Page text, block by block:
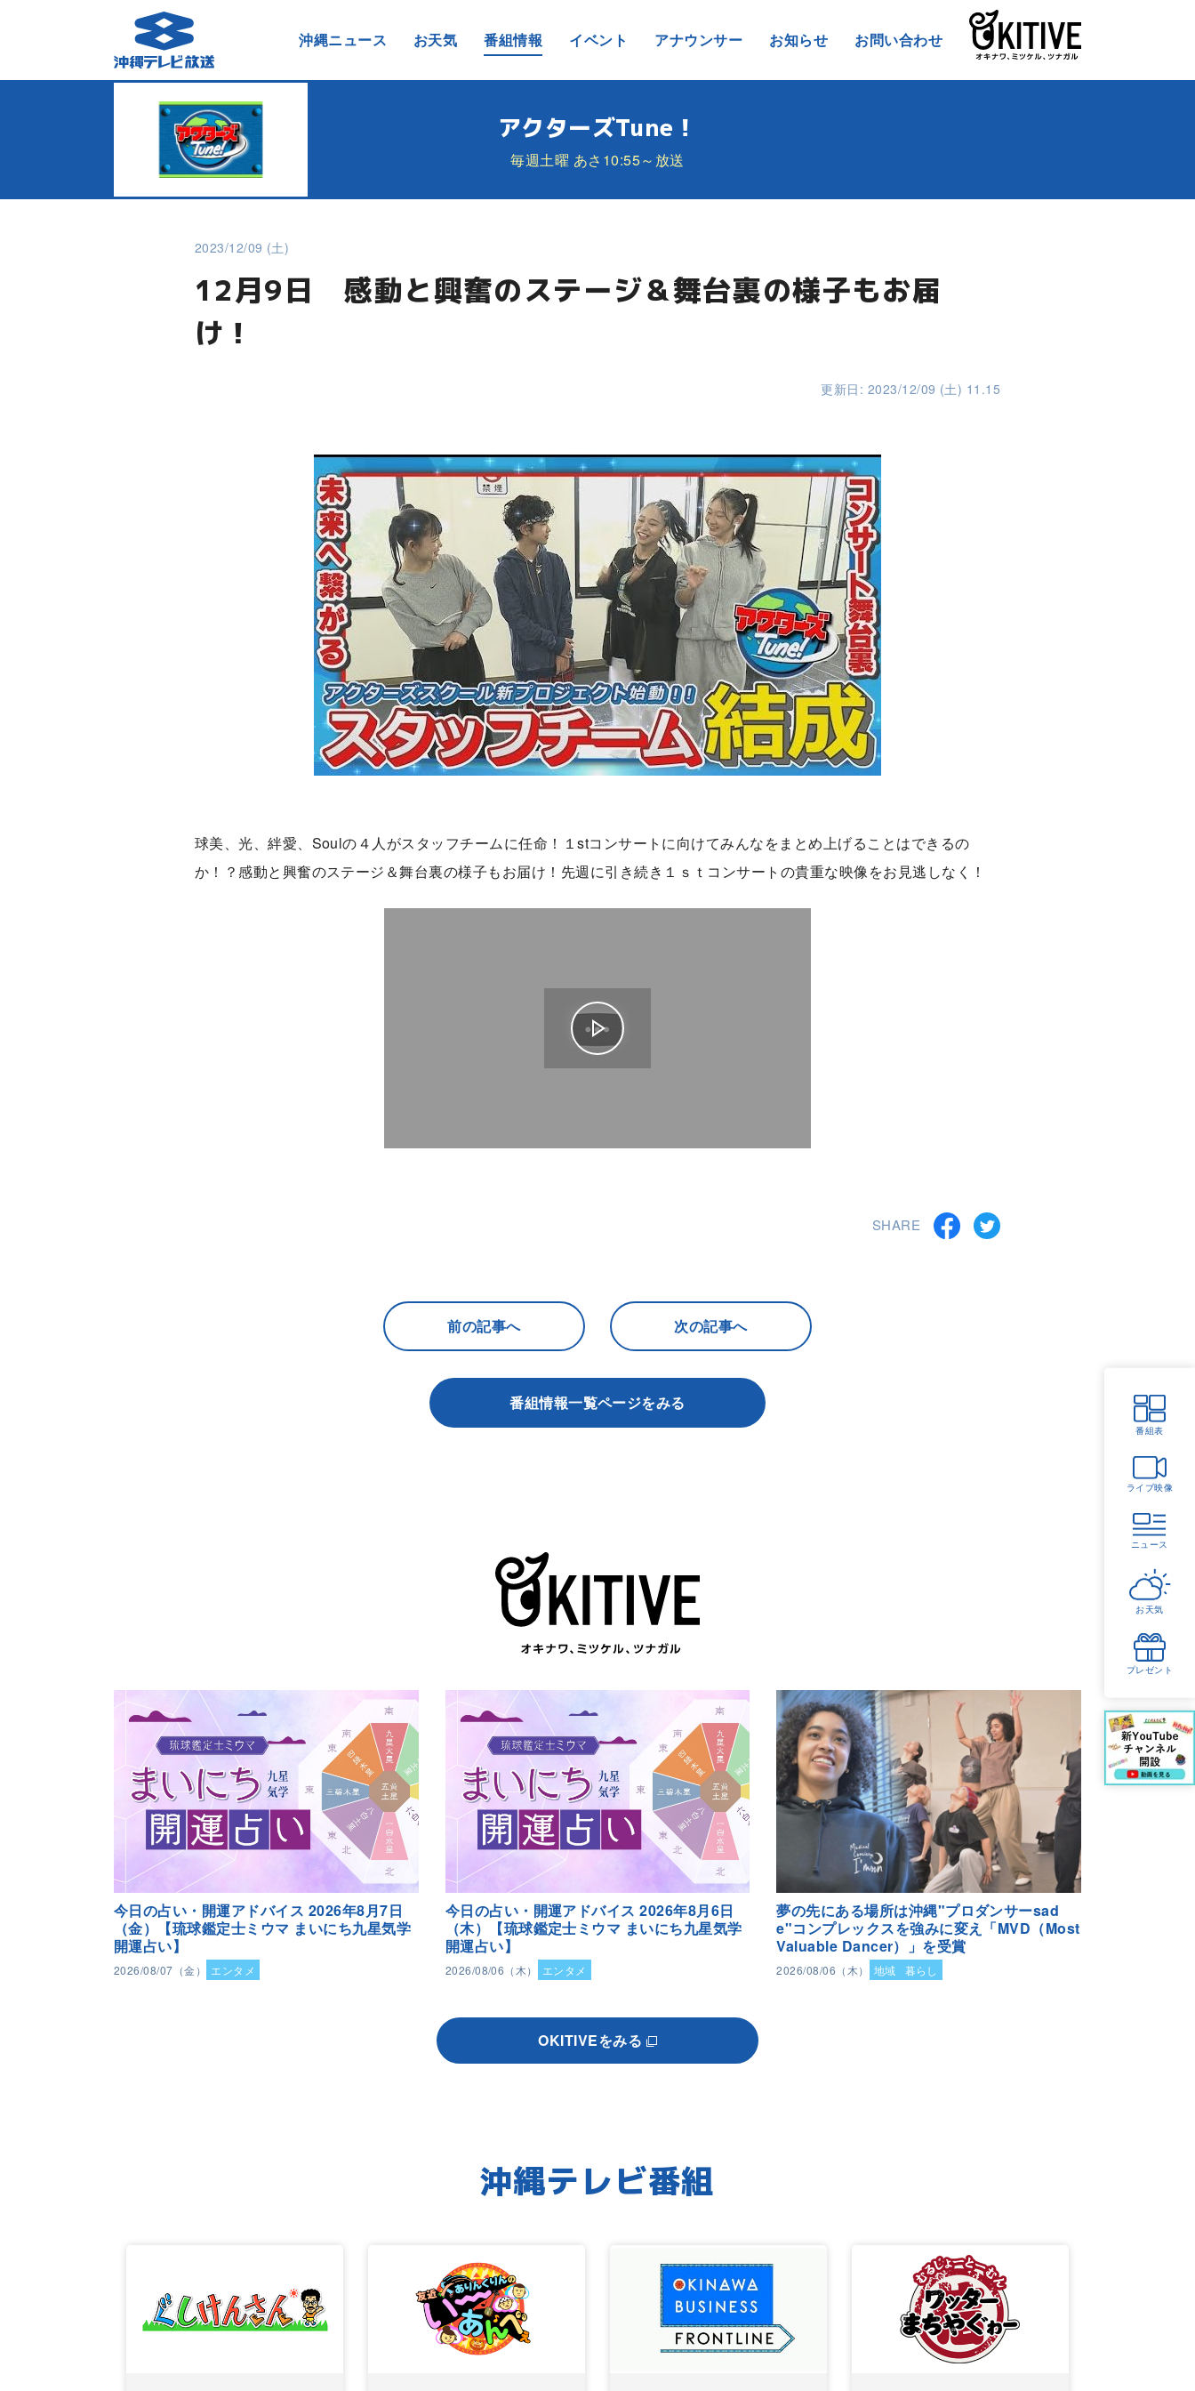
沖縄ニュース お天気 番組情報 イベント アナウンサー お知らせ お問い合わせ
番組表
ライブ映像
ニュース
お天気
プレゼント
アクターズTune！
毎週土曜 あさ10:55～放送
2023/12/09 (土)
12月9日 感動と興奮のステージ＆舞台裏の様子もお届
け！
更新日: 2023/12/09 (土) 11.15
球美、光、絆愛、Soulの４人がスタッフチームに任命！１stコンサートに向けてみんなをまとめ上げることはできるの
か！？感動と興奮のステージ＆舞台裏の様子もお届け！先週に引き続き１ｓｔコンサートの貴重な映像をお見逃しなく！
SHARE
前の記事へ 次の記事へ
番組情報一覧ページをみる
今日の占い・開運アドバイス 2026年8月7日
（金）【琉球鑑定士ミウマ まいにち九星気学
開運占い】
2026/08/07（金） エンタメ
今日の占い・開運アドバイス 2026年8月6日
（木）【琉球鑑定士ミウマ まいにち九星気学
開運占い】
2026/08/06（木） エンタメ
夢の先にある場所は沖縄"プロダンサーsad
e"コンプレックスを強みに変え「MVD（Most
Valuable Dancer）」を受賞
2026/08/06（木） 地域 暮らし
OKITIVEをみる
沖縄テレビ番組